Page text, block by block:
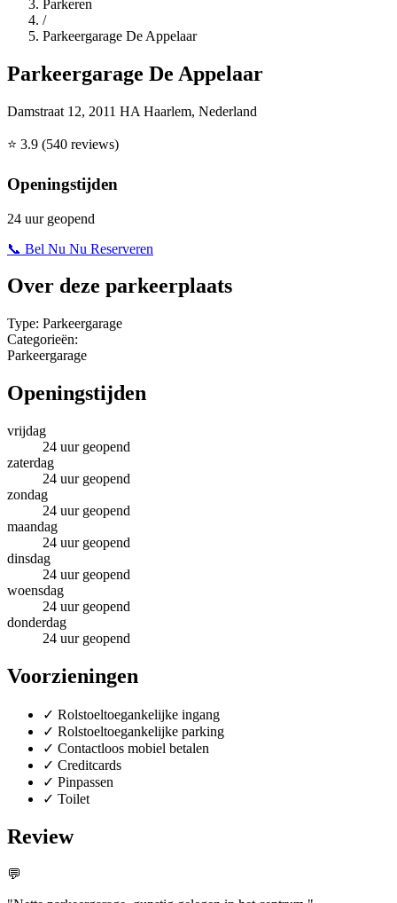
Parkeren
/
Parkeergarage De Appelaar
Parkeergarage De Appelaar
Damstraat 12, 2011 HA Haarlem, Nederland
⭐ 3.9 (540 reviews)
Openingstijden
24 uur geopend
📞 Bel Nu Nu Reserveren
Over deze parkeerplaats
Type: Parkeergarage
Categorieën:
Parkeergarage
Openingstijden
vrijdag
24 uur geopend
zaterdag
24 uur geopend
zondag
24 uur geopend
maandag
24 uur geopend
dinsdag
24 uur geopend
woensdag
24 uur geopend
donderdag
24 uur geopend
Voorzieningen
✓ Rolstoeltoegankelijke ingang
✓ Rolstoeltoegankelijke parking
✓ Contactloos mobiel betalen
✓ Creditcards
✓ Pinpassen
✓ Toilet
Review
💬